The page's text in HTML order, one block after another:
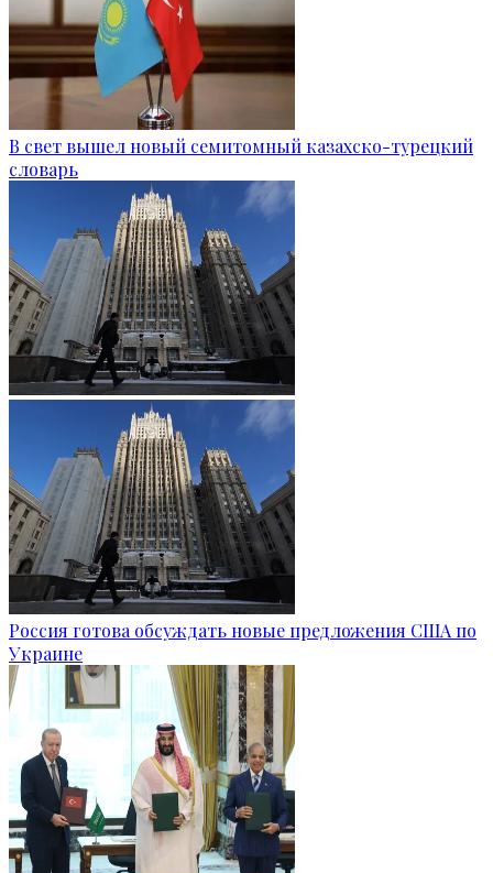
В свет вышел новый семитомный казахско-турецкий
словарь
Россия готова обсуждать новые предложения США по
Украине